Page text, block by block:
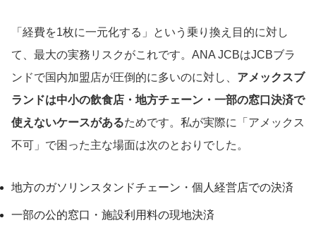
「経費を1枚に一元化する」という乗り換え目的に対し
て、最大の実務リスクがこれです。ANA JCBはJCBブラ
ンドで国内加盟店が圧倒的に多いのに対し、 アメックスブ
ランドは中小の飲食店・地方チェーン・一部の窓口決済で
使えないケースがあるためです。私が実際に「アメックス
不可」で困った主な場面は次のとおりでした。
地方のガソリンスタンドチェーン・個人経営店での決済
一部の公的窓口・施設利用料の現地決済